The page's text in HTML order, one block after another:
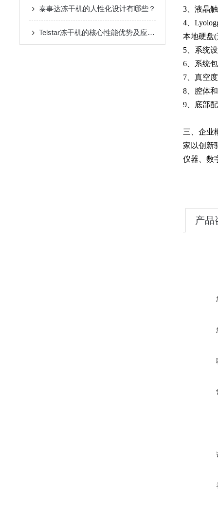
泰事达冻干机的人性化设计有哪些？
Telstar冻干机的核心性能优势及应用场景
3、液晶
4、
本地硬盘
5、系统
6、系统
7、真空
8、腔体
9、底部
三、企业
家以创新
仪器、数
产品